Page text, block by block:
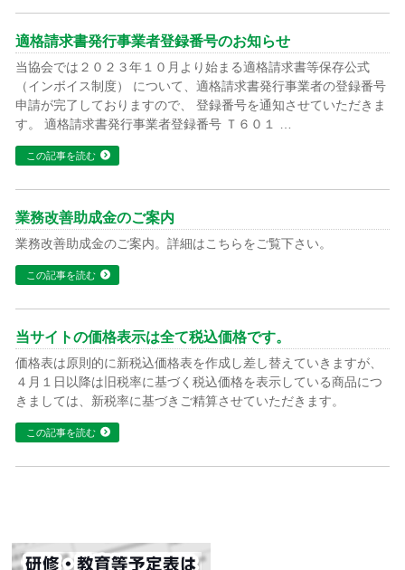
適格請求書発行事業者登録番号のお知らせ
当協会では２０２３年１０月より始まる適格請求書等保存公式
（インボイス制度） について、適格請求書発行事業者の登録番号
申請が完了しておりますので、 登録番号を通知させていただきま
す。 適格請求書発行事業者登録番号 Ｔ６０１ …
この記事を読む
業務改善助成金のご案内
業務改善助成金のご案内。詳細はこちらをご覧下さい。
この記事を読む
当サイトの価格表示は全て税込価格です。
価格表は原則的に新税込価格表を作成し差し替えていきますが、
４月１日以降は旧税率に基づく税込価格を表示している商品につ
きましては、新税率に基づきご精算させていただきます。
この記事を読む